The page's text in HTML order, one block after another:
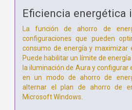
Eficiencia energética
La función de ahorro de
configuraciones que pueden
consumo de energía y maximizar
Puede habilitar un límite de
la iluminación de Aura y configurar
en un modo de ahorro de
alternar el plan de ahorro de
Microsoft Windows.